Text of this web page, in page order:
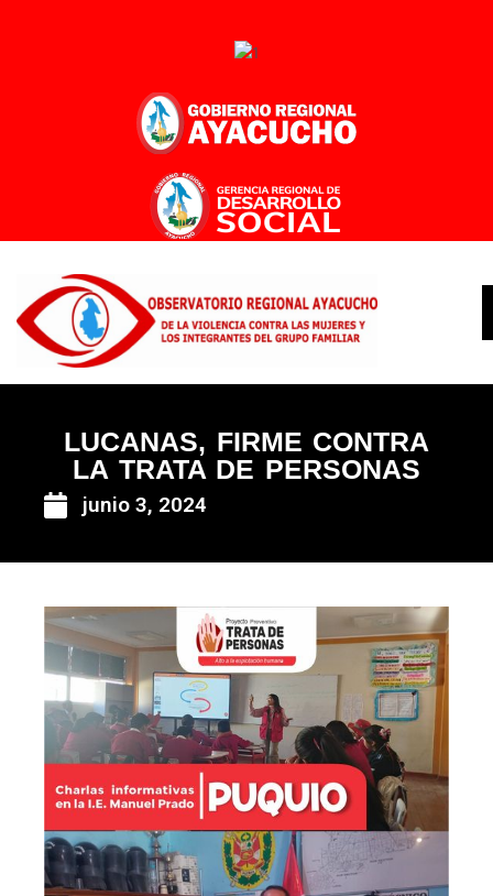
LUCANAS, FIRME CONTRA
LA TRATA DE PERSONAS
junio 3, 2024